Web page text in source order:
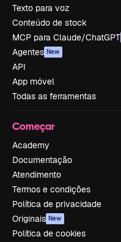
Texto para voz
Conteúdo de stock
MCP para Claude/ChatGPT
Agentes New
API
App móvel
Todas as ferramentas
Começar
Academy
Documentação
Atendimento
Termos e condições
Política de privacidade
Originais New
Política de cookies